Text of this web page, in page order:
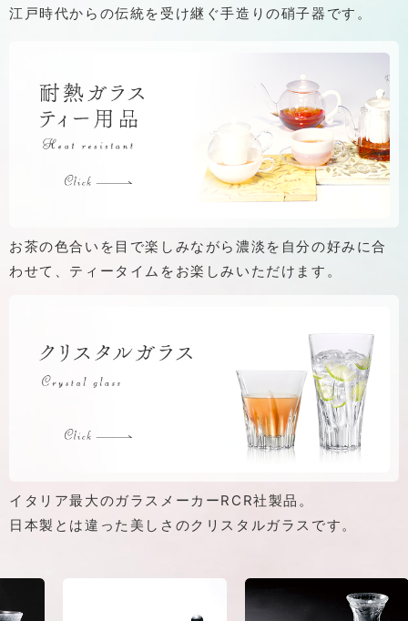
江戸時代からの伝統を受け継ぐ手造りの硝子器です。
お茶の色合いを目で楽しみながら濃淡を自分の好みに合
わせて、 ティータイムをお楽しみいただけます。
イタリア最大のガラスメーカーRCR社製品。
日本製とは違った美しさのクリスタルガラスです。